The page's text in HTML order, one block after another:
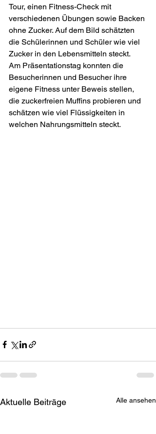
Tour, einen Fitness-Check mit
verschiedenen Übungen sowie Backen
ohne Zucker. Auf dem Bild schätzten
die Schülerinnen und Schüler wie viel
Zucker in den Lebensmitteln steckt.
Am Präsentationstag konnten die
Besucherinnen und Besucher ihre
eigene Fitness unter Beweis stellen,
die zuckerfreien Muffins probieren und
schätzen wie viel Flüssigkeiten in
welchen Nahrungsmitteln steckt.
Aktuelle Beiträge Alle ansehen